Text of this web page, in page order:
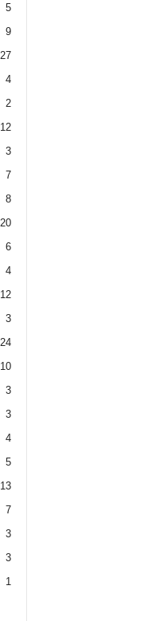
5
9
27
4
2
12
3
7
8
20
6
4
12
3
24
10
3
3
4
5
13
7
3
3
1